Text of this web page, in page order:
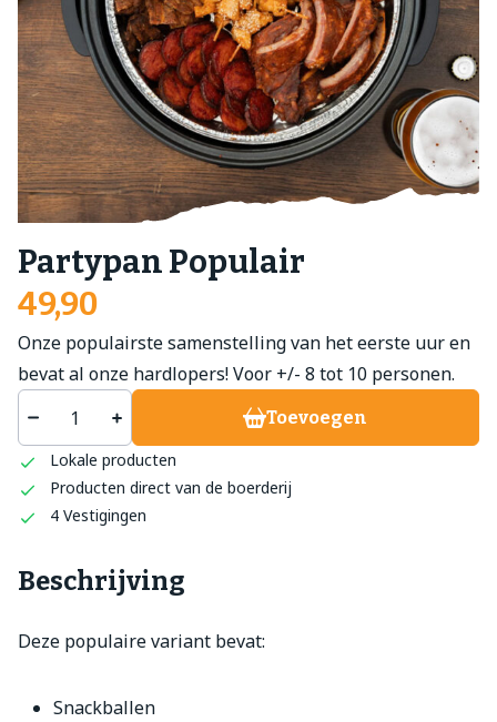
Partypan Populair
49,90
Onze populairste samenstelling van het eerste uur en
bevat al onze hardlopers! Voor +/- 8 tot 10 personen.
Toevoegen
Lokale producten
Producten direct van de boerderij
4 Vestigingen
Beschrijving
Deze populaire variant bevat:
Snackballen